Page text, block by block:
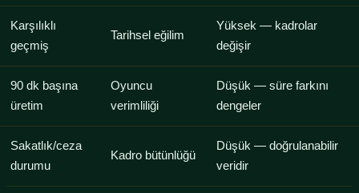
Karşılıklı
geçmiş
Tarihsel eğilim
Yüksek — kadrolar
değişir
90 dk başına
üretim
Oyuncu
verimliliği
Düşük — süre farkını
dengeler
Sakatlık/ceza
durumu
Kadro bütünlüğü
Düşük — doğrulanabilir
veridir